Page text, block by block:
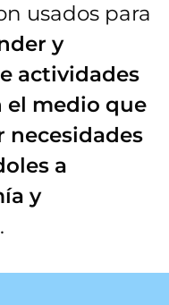
usados para
y
actividades
el medio que
necesidades
a
y
.